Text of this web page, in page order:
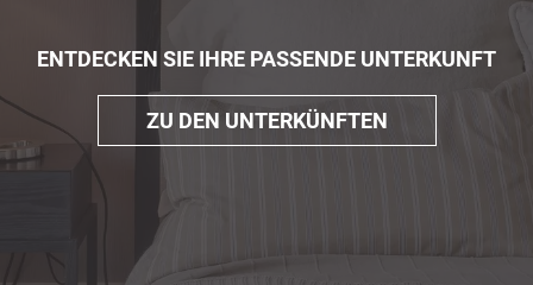
ENTDECKEN SIE IHRE PASSENDE UNTERKUNFT
ZU DEN UNTERKÜNFTEN